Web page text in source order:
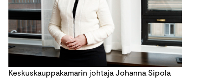
Keskuskauppakamarin johtaja Johanna Sipola